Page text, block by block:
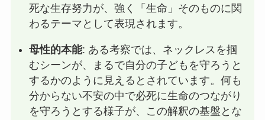
死な生存努力が、強く「生命」そのものに関
わるテーマとして表現されます。
母性的本能: ある考察では、ネックレスを掴
むシーンが、まるで自分の子どもを守ろうと
するかのように見えるとされています。何も
分からない不安の中で必死に生命のつながり
を守ろうとする様子が、この解釈の基盤とな